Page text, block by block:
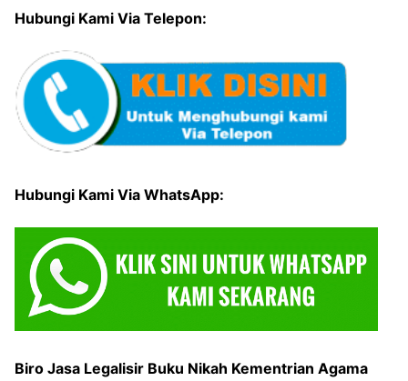
Hubungi Kami Via Telepon:
Hubungi Kami Via WhatsApp:
Biro Jasa Legalisir Buku Nikah Kementrian Agama